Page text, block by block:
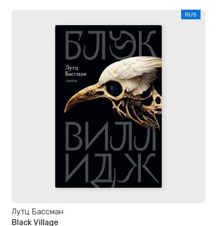
RUS
Лутц Бассман
Black Village